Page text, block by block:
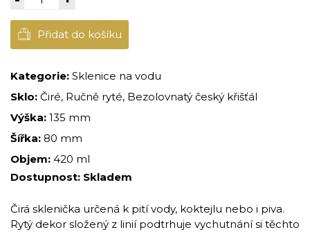
Přidat do košíku
Kategorie: Sklenice na vodu
Sklo: Čiré, Ručně ryté, Bezolovnatý český křišťál
Výška: 135 mm
Šířka: 80 mm
Objem: 420 ml
Dostupnost: Skladem
Čirá sklenička určená k pití vody, koktejlu nebo i piva.
Rytý dekor složený z linií podtrhuje vychutnání si těchto